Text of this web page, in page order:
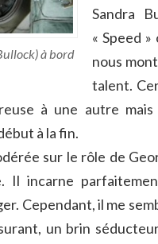
à bord
Sandra
« Speed
nous
talent.
à une autre
à la fin.
sur le rôle de
Il incarne
Cependant, il me
un brin